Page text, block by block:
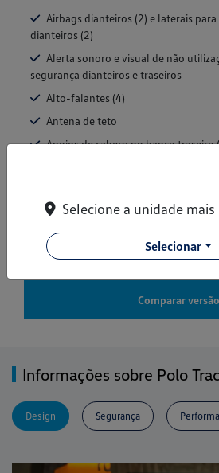
Airbags dianteiros (2) e laterais
dianteiros (2)
Alerta sonoro e visual de não
segurança dianteiros e traseiros
Alto-falantes (4)
Antena de teto
Apoios de cabeça no banco traseiro
Ficha técnica
Solicitar uma
Comparar versão
Informações sobre Polo
Design Segurança
Selecione a unidade
Selecionar